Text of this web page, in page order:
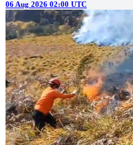
06 Aug 2026 02:00 UTC